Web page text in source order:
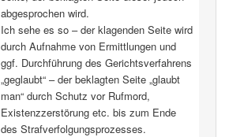
abgesprochen wird.
Ich sehe es so – der klagenden Seite wird
durch Aufnahme von Ermittlungen und
ggf. Durchführung des Gerichtsverfahrens
„geglaubt“ – der beklagten Seite „glaubt
man“ durch Schutz vor Rufmord,
Existenzzerstörung etc. bis zum Ende
des Strafverfolgungsprozesses.